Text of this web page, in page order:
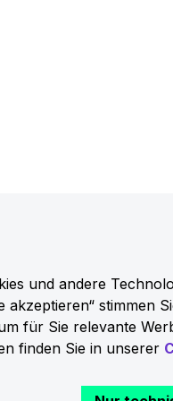
und andere
akzeptieren“ stimmen
für Sie relevante
finden Sie in unserer